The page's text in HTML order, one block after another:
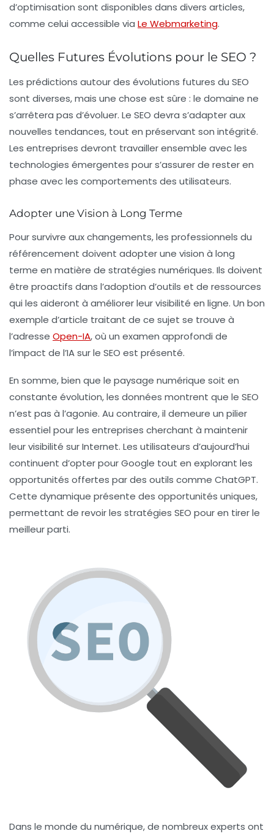
d’optimisation sont disponibles dans divers articles,
comme celui accessible via Le Webmarketing.
Quelles Futures Évolutions pour le SEO ?
Les prédictions autour des évolutions futures du SEO
sont diverses, mais une chose est sûre : le domaine ne
s’arrêtera pas d’évoluer. Le SEO devra s’adapter aux
nouvelles tendances, tout en préservant son intégrité.
Les entreprises devront travailler ensemble avec les
technologies émergentes pour s’assurer de rester en
phase avec les comportements des utilisateurs.
Adopter une Vision à Long Terme
Pour survivre aux changements, les professionnels du
référencement doivent adopter une vision à long
terme en matière de stratégies numériques. Ils doivent
être proactifs dans l’adoption d’outils et de ressources
qui les aideront à améliorer leur visibilité en ligne. Un bon
exemple d’article traitant de ce sujet se trouve à
l’adresse Open-IA, où un examen approfondi de
l’impact de l’IA sur le SEO est présenté.
En somme, bien que le paysage numérique soit en
constante évolution, les données montrent que le SEO
n’est pas à l’agonie. Au contraire, il demeure un pilier
essentiel pour les entreprises cherchant à maintenir
leur visibilité sur Internet. Les utilisateurs d’aujourd’hui
continuent d’opter pour Google tout en explorant les
opportunités offertes par des outils comme ChatGPT.
Cette dynamique présente des opportunités uniques,
permettant de revoir les stratégies SEO pour en tirer le
meilleur parti.
Dans le monde du numérique, de nombreux experts ont